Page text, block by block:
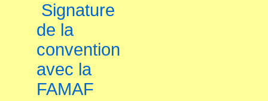
Signature
de la
convention
avec la
FAMAF